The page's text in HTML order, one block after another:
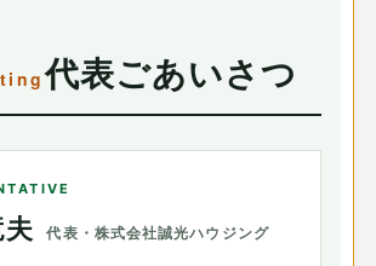
代表ごあいさつ
代表・株式会社誠光ハウジング